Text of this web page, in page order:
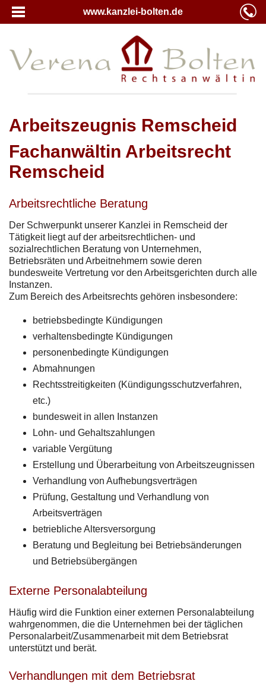
www.kanzlei-bolten.de
Arbeitszeugnis Remscheid
Fachanwältin Arbeitsrecht
Remscheid
Arbeitsrechtliche Beratung
Der Schwerpunkt unserer Kanzlei in Remscheid der
Tätigkeit liegt auf der arbeitsrechtlichen- und
sozialrechtlichen Beratung von Unternehmen,
Betriebsräten und Arbeitnehmern sowie deren
bundesweite Vertretung vor den Arbeitsgerichten durch alle
Instanzen.
Zum Bereich des Arbeitsrechts gehören insbesondere:
betriebsbedingte Kündigungen
verhaltensbedingte Kündigungen
personenbedingte Kündigungen
Abmahnungen
Rechtsstreitigkeiten (Kündigungsschutzverfahren,
etc.)
bundesweit in allen Instanzen
Lohn- und Gehaltszahlungen
variable Vergütung
Erstellung und Überarbeitung von Arbeitszeugnissen
Verhandlung von Aufhebungsverträgen
Prüfung, Gestaltung und Verhandlung von
Arbeitsverträgen
betriebliche Altersversorgung
Beratung und Begleitung bei Betriebsänderungen
und Betriebsübergängen
Externe Personalabteilung
Häufig wird die Funktion einer externen Personalabteilung
wahrgenommen, die die Unternehmen bei der täglichen
Personalarbeit/Zusammenarbeit mit dem Betriebsrat
unterstützt und berät.
Verhandlungen mit dem Betriebsrat